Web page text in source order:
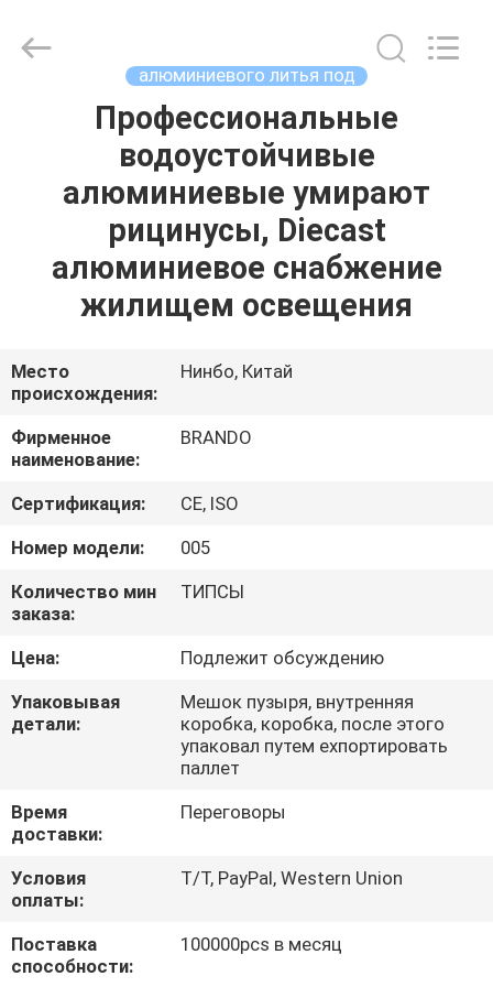
ДОМОЙ
ПРОДУКТЫ
ЭКСКУРСИЯ
ПО
ЗАВОДУ
КОНТРОЛЬ
КАЧЕСТВА
СВЯЖИТЕСЬ
С
НАМИ
ЗАПРОСИТЕ
ЦИТАТУ
COMPANY
NEWS
алюминиевого литья под
Профессиональные
водоустойчивые
алюминиевые умирают
рицинусы, Diecast
алюминиевое снабжение
жилищем освещения
Место
происхождения:
Нинбо, Китай
Фирменное
наименование:
BRANDO
Сертификация:
CE, ISO
Номер модели:
005
Количество мин
заказа:
ТИПСЫ
Цена:
Подлежит обсуждению
Упаковывая
детали:
Мешок пузыря, внутренняя
коробка, коробка, после этого
упаковал путем ехпортировать
паллет
Время
доставки:
Переговоры
Условия
оплаты:
T/T, PayPal, Western Union
Поставка
способности:
100000pcs в месяц